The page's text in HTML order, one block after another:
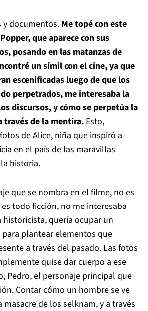
y documentos. Me topé con este
que aparece con sus
posando en las matanzas de
un símil con el cine, ya que
escenificadas luego de que los
perpetrados, me interesaba la
discursos, y cómo se perpetúa la
través de la mentira. Esto,
de Alice, niña que inspiró a
en el país de las maravillas
historia.
que se nombra en el filme, no es
todo ficción, no me interesaba
historicista, quería ocupar un
plantear elementos que
a través del pasado. Las fotos
quise dar cuerpo a ese
Pedro, el personaje principal que
Contar cómo un hombre se ve
masacre de los selknam, y a través